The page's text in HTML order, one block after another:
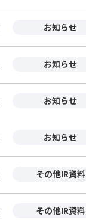
お知らせ
お知らせ
お知らせ
お知らせ
その他IR資料
その他IR資料